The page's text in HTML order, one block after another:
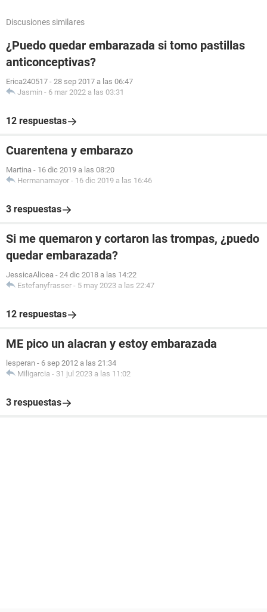
Discusiones similares
¿Puedo quedar embarazada si tomo pastillas
anticonceptivas?
Erica240517 - 28 sep 2017 a las 06:47
Jasmin - 6 mar 2022 a las 03:31
12 respuestas
Cuarentena y embarazo
Martina - 16 dic 2019 a las 08:20
Hermanamayor - 16 dic 2019 a las 16:46
3 respuestas
Si me quemaron y cortaron las trompas, ¿puedo
quedar embarazada?
JessicaAlicea - 24 dic 2018 a las 14:22
Estefanyfrasser - 5 may 2023 a las 22:47
12 respuestas
ME pico un alacran y estoy embarazada
lesperan - 6 sep 2012 a las 21:34
Miligarcia - 31 jul 2023 a las 11:02
3 respuestas